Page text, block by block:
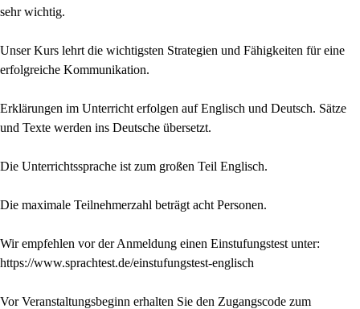
sehr wichtig.
Unser Kurs lehrt die wichtigsten Strategien und Fähigkeiten für eine
erfolgreiche Kommunikation.
Erklärungen im Unterricht erfolgen auf Englisch und Deutsch. Sätze
und Texte werden ins Deutsche übersetzt.
Die Unterrichtssprache ist zum großen Teil Englisch.
Die maximale Teilnehmerzahl beträgt acht Personen.
Wir empfehlen vor der Anmeldung einen Einstufungstest unter:
https://www.sprachtest.de/einstufungstest-englisch
Vor Veranstaltungsbeginn erhalten Sie den Zugangscode zum